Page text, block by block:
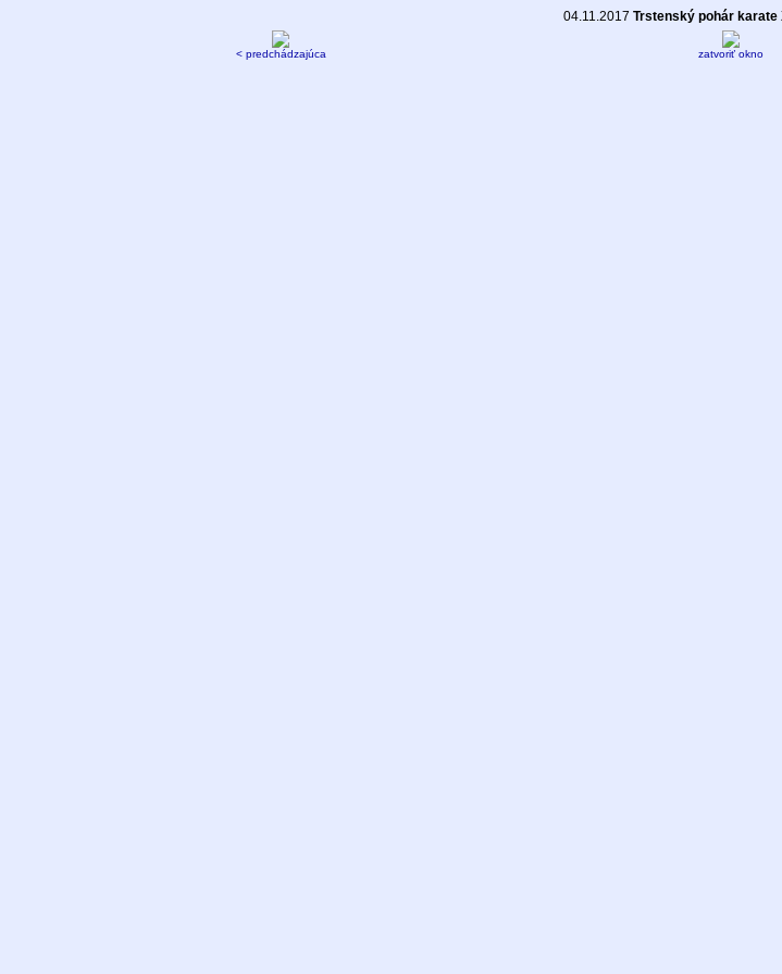
04.11.2017 Trstenský pohár karate
< predchádzajúca zatvoriť okno